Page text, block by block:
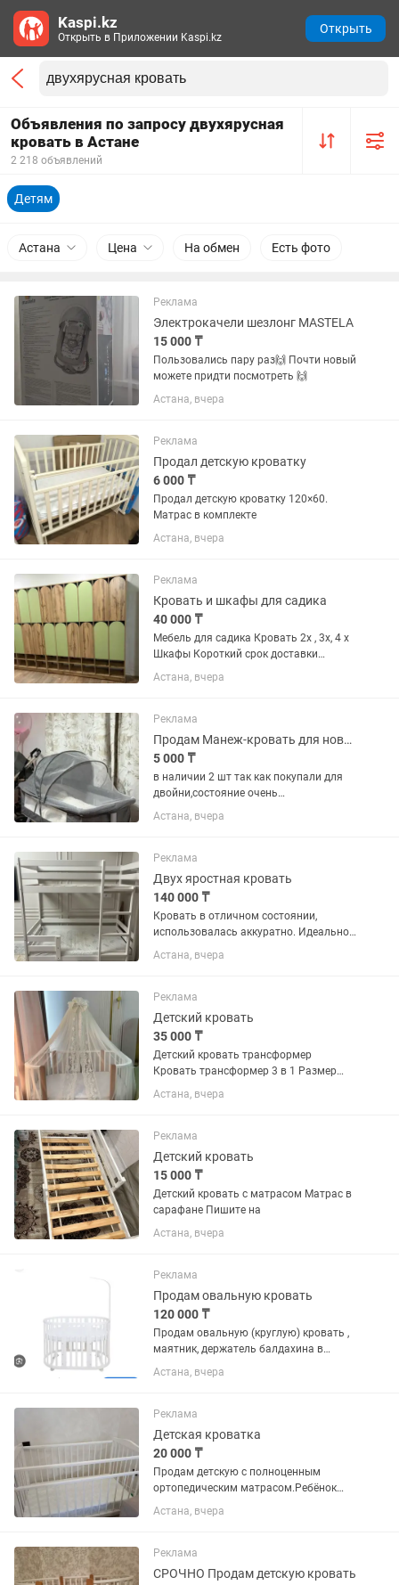
Объявления по запросу двухярусная
кровать в Астане
2 218 объявлений
Детям
Астана Цена На обмен Есть фото
Реклама
Электрокачели шезлонг MASTELA
15 000 ₸
Пользовались пару раз🙌 Почти новый
можете придти посмотреть 🙌
Астана, вчера
Реклама
Продал детскую кроватку
6 000 ₸
Продал детскую кроватку 120×60.
Матрас в комплекте
Астана, вчера
Реклама
Кровать и шкафы для садика
40 000 ₸
Мебель для садика Кровать 2х , 3х, 4 х
Шкафы Короткий срок доставки
Документы можем предоставить
Материал ЛДСП , МДФ Россия ,
Астана, вчера
Реклама
Продам Манеж-кровать для новорожденных
5 000 ₸
в наличии 2 шт так как покупали для
двойни,состояние очень
хорошее,каждая по 7
Астана, вчера
Реклама
Двух яростная кровать
140 000 ₸
Кровать в отличном состоянии,
использовалась аккуратно. Идеально
подойдет для детской комнаты и
поможет сэкономить пространство.
Астана, вчера
Реклама
Детский кровать
35 000 ₸
Детский кровать трансформер
Кровать трансформер 3 в 1 Размер
спального места 120х60см Механизм
качания: маятниковый Регулировка
стенка:съемная Колеса: 4
поворотных...
Астана, вчера
Реклама
Детский кровать
15 000 ₸
Детский кровать с матрасом Матрас в
сарафане Пишите на
Астана, вчера
Реклама
Продам овальную кровать
120 000 ₸
Продам овальную (круглую) кровать ,
маятник, держатель балдахина в
отличном состоянии, белый
Астана, вчера
Реклама
Детская кроватка
20 000 ₸
Продам детскую с полноценным
ортопедическим матрасом.Ребёнок
вообще не спал.
Астана, вчера
Реклама
СРОЧНО Продам детскую кровать
Kaspi.kz
Открыть в Приложении Kaspi.kz
Открыть